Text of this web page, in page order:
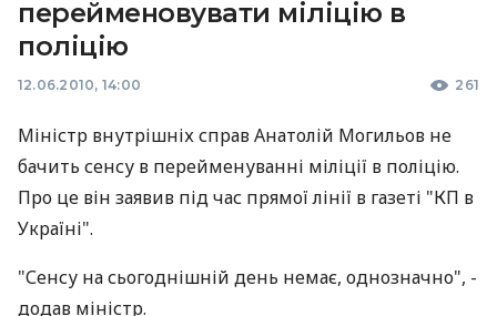
перейменовувати міліцію в
поліцію
12.06.2010, 14:00 261
Міністр внутрішніх справ Анатолій Могильов не
бачить сенсу в перейменуванні міліції в поліцію.
Про це він заявив під час прямої лінії в газеті "КП в
Україні".
"Сенсу на сьогоднішній день немає, однозначно", -
додав міністр.